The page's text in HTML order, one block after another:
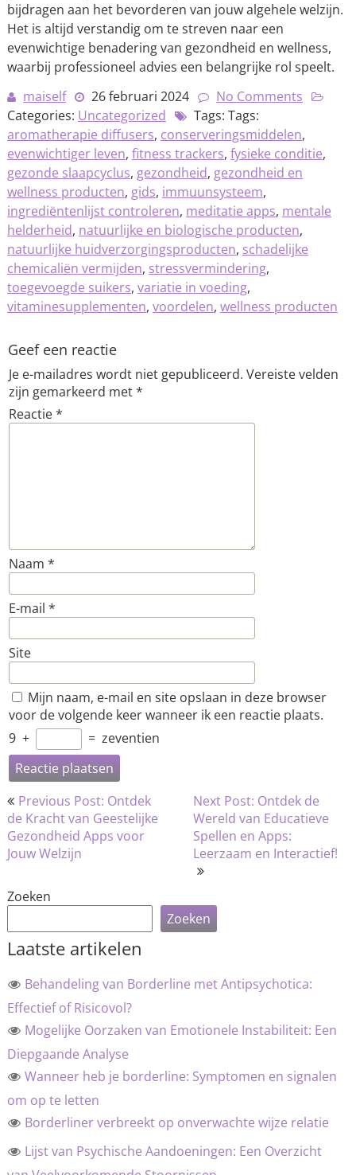
bijdragen aan het bevorderen van jouw algehele welzijn.
Het is altijd verstandig om te streven naar een
evenwichtige benadering van gezondheid en wellness,
waarbij professioneel advies een belangrijke rol speelt.
maiself
26 februari 2024
No Comments
Categories: Uncategorized
Tags: Tags:
aromatherapie diffusers, conserveringsmiddelen,
evenwichtiger leven, fitness trackers, fysieke conditie,
gezonde slaapcyclus, gezondheid, gezondheid en
wellness producten, gids, immuunsysteem,
ingrediëntenlijst controleren, meditatie apps, mentale
helderheid, natuurlijke en biologische producten,
natuurlijke huidverzorgingsproducten, schadelijke
chemicaliën vermijden, stressvermindering,
toegevoegde suikers, variatie in voeding,
vitaminesupplementen, voordelen, wellness producten
Geef een reactie
Je e-mailadres wordt niet gepubliceerd. Vereiste velden
zijn gemarkeerd met*
Reactie*
Naam *
E-mail *
Site
Mijn naam, e-mail en site opslaan in deze browser
voor de volgende keer wanneer ik een reactie plaats.
9 + = zeventien
Bericht
navigatie
Previous Post: Ontdek
de Kracht van Geestelijke
Gezondheid Apps voor
Jouw Welzijn
Next Post: Ontdek de
Wereld van Educatieve
Spellen en Apps:
Leerzaam en Interactief!
Zoeken
Zoeken
Laatste artikelen
Behandeling van Borderline met Antipsychotica:
Effectief of Risicovol?
Mogelijke Oorzaken van Emotionele Instabiliteit: Een
Diepgaande Analyse
Wanneer heb je borderline: Symptomen en signalen
om op te letten
Borderliner verbreekt op onverwachte wijze relatie
Lijst van Psychische Aandoeningen: Een Overzicht